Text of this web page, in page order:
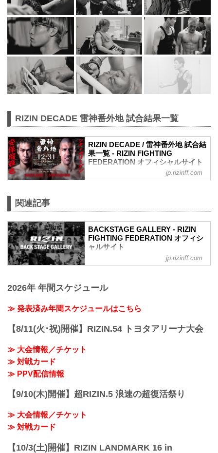
RIZIN DECADE 雷神番外地 試合結果一覧
RIZIN DECADE / 雷神番外地 試合結
果一覧 - RIZIN FIGHTING
FEDERATION オフィシャルサイト
第7試合／安保瑠輝也 vs. シナ・カリミア
（WIN）安保瑠輝也 vs. シナ・カリミア
ン（LOSE）
6R 2分00秒 判定（3-0）
≫ 試合結果詳細
第6試合／細川一颯 vs. 宇佐美正パトリッ
RIZIN オープンフィンガーグローブ キッ
（LOSE）細川一颯 vs. 宇佐美正パトリッ
2R 2分59秒 TKO（レフェリーストップ）
≫ 試合結果詳...
jp.rizinff.com
関連記事
BACKSTAGE GALLERY - RIZIN
FIGHTING FEDERATION オフィシ
ャルサイト
BACKSTAGE GALLERY の記事一覧 - 格
イジン ファイティング フェデレーショ
いきます。
jp.rizinff.com
2026年 年間スケジュール
≫ 発表済み年間スケジュールはこちら
【8/11(火･祝)開催】RIZIN.54 トヨタアリーナ大会
≫ 大会情報／チケット
≫ 対戦カード
≫ PPV配信情報
【9/10(木)開催】超RIZIN.5 浪速の超復活祭り
≫ 大会情報／チケット
≫ 対戦カード
【10/3(土)開催】RIZIN LANDMARK 16 in